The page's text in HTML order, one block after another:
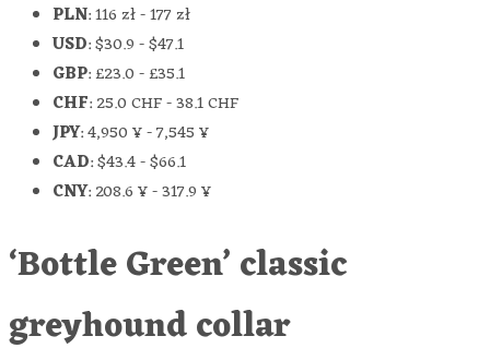
PLN:116 zł-177 zł
USD:$30.9-$47.1
GBP:£23.0-£35.1
CHF:25.0 CHF-38.1 CHF
JPY:4,950 ¥-7,545 ¥
CAD:$43.4-$66.1
CNY:208.6 ¥-317.9 ¥
‘Bottle Green’ classic
greyhound collar